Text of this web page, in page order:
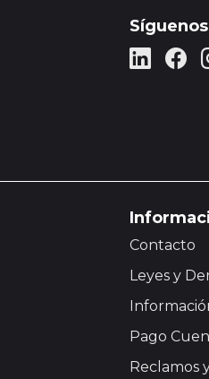
Contacto
Leyes y
Pago
Reclamos